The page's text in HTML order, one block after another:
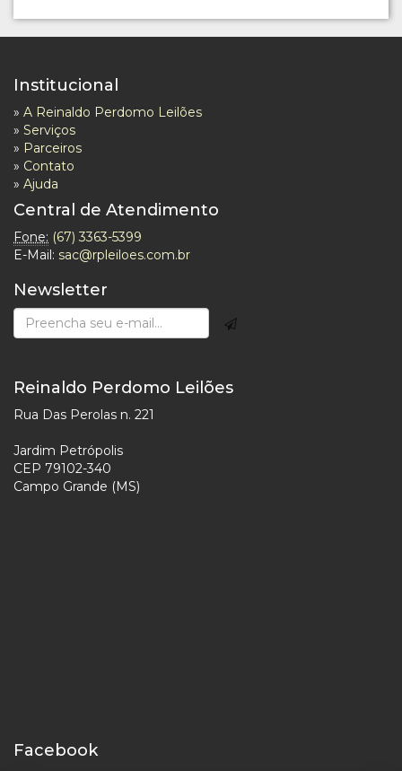
Institucional
» A Reinaldo Perdomo Leilões
» Serviços
» Parceiros
» Contato
» Ajuda
Central de Atendimento
Fone: (67) 3363-5399
E-Mail: sac@rpleiloes.com.br
Newsletter
Reinaldo Perdomo Leilões
Rua Das Perolas n. 221
Jardim Petrópolis
CEP 79102-340
Campo Grande (MS)
Facebook